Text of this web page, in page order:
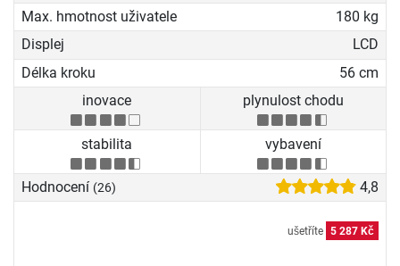
Max. hmotnost uživatele
180 kg
Displej
LCD
Délka kroku
56 cm
inovace
plynulost chodu
stabilita vybavení
Hodnocení (26) 4,8
ušetříte 5 287 Kč